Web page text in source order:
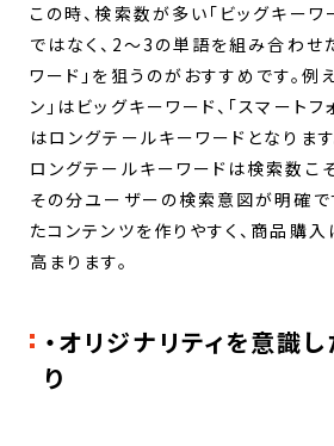
この時、検索数が多い「ビッグキーワ
ではなく、2～3の単語を組み合わせ
ワード」を狙うのがおすすめです。例
ン」はビッグキーワード、「スマート
はロングテールキーワードとなります
ロングテールキーワードは検索数こ
その分ユーザーの検索意図が明確で
たコンテンツを作りやすく、商品購
高まります。
・オリジナリティを意識
り